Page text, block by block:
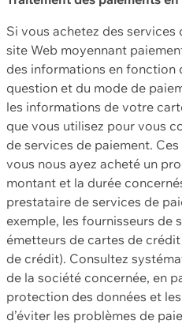
Si vous achetez des
site Web moyennant
des informations en fonction
question et du mode de
les informations de votre
que vous utilisez pour vous
de services de paiement.
vous nous ayez acheté un
montant et la durée
prestataire de services de
exemple, les fournisseurs de
émetteurs de cartes de
de crédit). Consultez
de la société concernée, en
protection des données et
d’éviter les problèmes de